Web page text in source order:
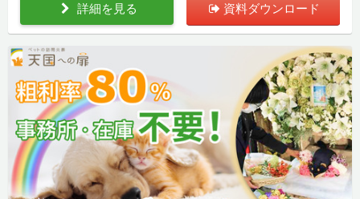
詳細を見る 資料ダウンロード